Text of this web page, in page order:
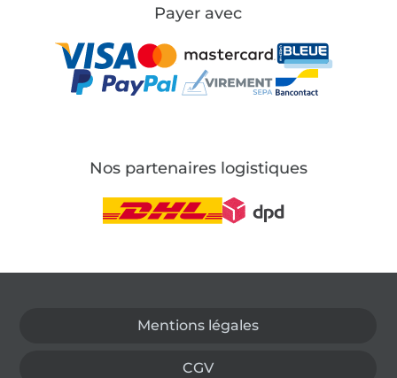
Payer avec
Nos partenaires logistiques
Mentions légales
CGV